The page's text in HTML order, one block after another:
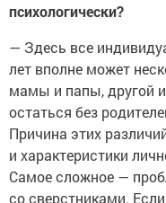
психологически?
— Здесь все
лет вполне может
мамы и папы, другой и
остаться без
Причина этих
и характеристики
Самое сложное —
со сверстниками.